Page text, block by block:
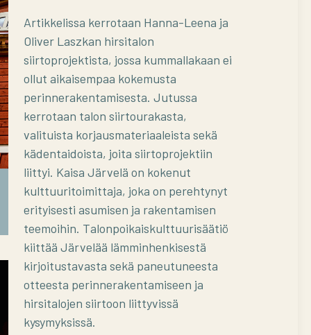
Talot liikkeessä -seminaari Sipoon
Nikkilän Juhlatalolla 4.6.2026
Artikkelissa kerrotaan Hanna-Leena ja
Oliver Laszkan hirsitalon
siirtoprojektista, jossa kummallakaan ei
ollut aikaisempaa kokemusta
perinnerakentamisesta. Jutussa
kerrotaan talon siirtourakasta,
valituista korjausmateriaaleista sekä
kädentaidoista, joita siirtoprojektiin
liittyi. Kaisa Järvelä on kokenut
kulttuuritoimittaja, joka on perehtynyt
erityisesti asumisen ja rakentamisen
teemoihin. Talonpoikaiskulttuurisäätiö
kiittää Järvelää lämminhenkisestä
kirjoitustavasta sekä paneutuneesta
otteesta perinnerakentamiseen ja
hirsitalojen siirtoon liittyvissä
kysymyksissä.